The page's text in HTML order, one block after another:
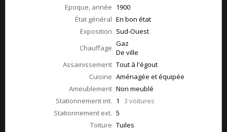
Epoque, année 1900
État général En bon état
Exposition Sud-Ouest
Chauffage Gaz
De ville
Assainissement Tout à l'égout
Cuisine Aménagée et équipée
Ameublement Non meublé
Stationnement int. 1 3 voitures
Stationnement ext. 5
Toiture Tuiles